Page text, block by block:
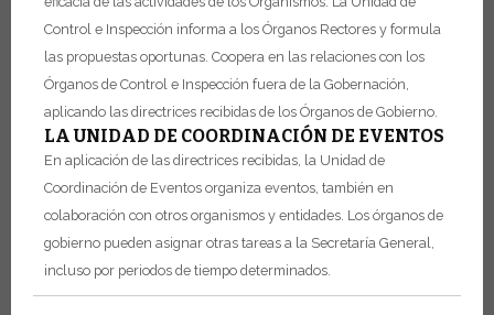
Control e Inspección informa a los Órganos Rectores y formula
las propuestas oportunas. Coopera en las relaciones con los
Órganos de Control e Inspección fuera de la Gobernación,
aplicando las directrices recibidas de los Órganos de Gobierno.
LA UNIDAD DE COORDINACIÓN DE EVENTOS
En aplicación de las directrices recibidas, la Unidad de
Coordinación de Eventos organiza eventos, también en
colaboración con otros organismos y entidades. Los órganos de
gobierno pueden asignar otras tareas a la Secretaría General,
incluso por periodos de tiempo determinados.